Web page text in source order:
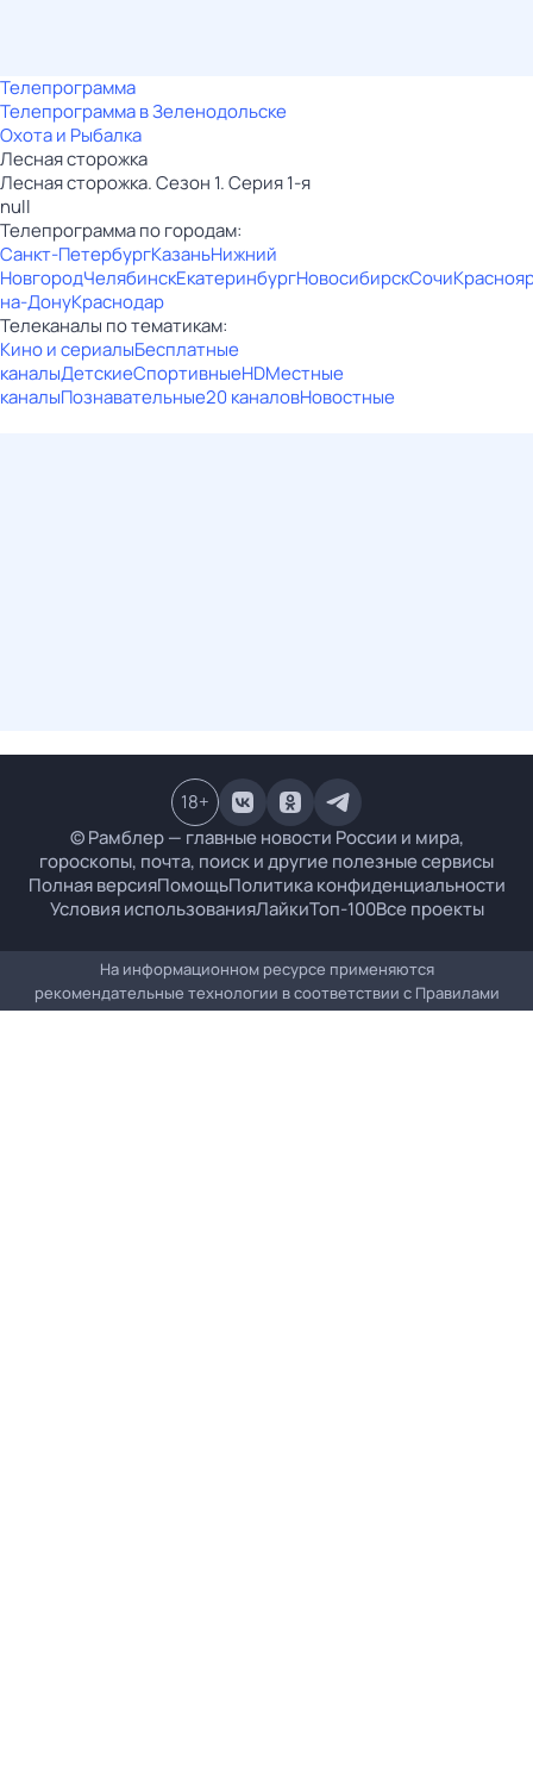
Телепрограмма
Телепрограмма в Зеленодольске
Охота и Рыбалка
Лесная сторожка
Лесная сторожка. Сезон 1. Серия 1-я
null
Телепрограмма по городам:
Санкт-ПетербургКазаньНижний
НовгородЧелябинскЕкатеринбургНовосибирскСочи
на-ДонуКраснодар
Телеканалы по тематикам:
Кино и сериалыБесплатные
каналыДетскиеСпортивныеHDМестные
каналыПознавательные20 каналовНовостные
© Рамблер — главные новости России и мира,
гороскопы, почта, поиск и другие полезные сервисы
Полная версияПомощьПолитика конфиденциальности
Условия использованияЛайкиТоп-100Все проекты
18+
На информационном ресурсе применяются
рекомендательные технологии в соответствии с Правилами